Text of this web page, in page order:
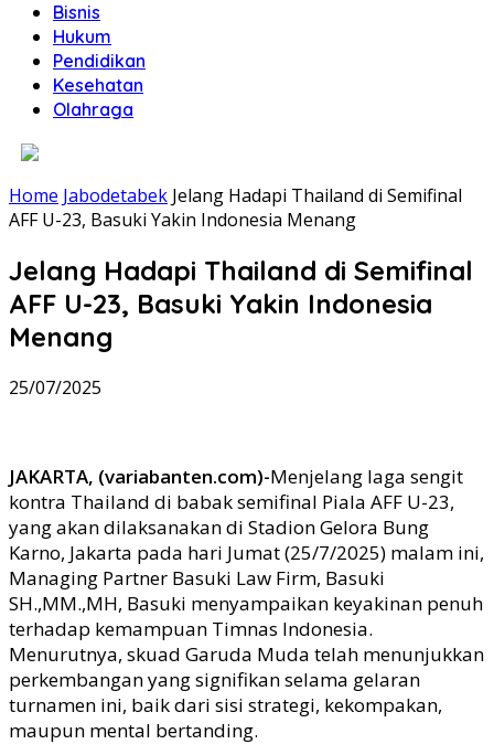
Bisnis
Hukum
Pendidikan
Kesehatan
Olahraga
Home Jabodetabek Jelang Hadapi Thailand di Semifinal
AFF U-23, Basuki Yakin Indonesia Menang
Jelang Hadapi Thailand di Semifinal
AFF U-23, Basuki Yakin Indonesia
Menang
25/07/2025
JAKARTA, (variabanten.com)-Menjelang laga sengit
kontra Thailand di babak semifinal Piala AFF U-23,
yang akan dilaksanakan di Stadion Gelora Bung
Karno, Jakarta pada hari Jumat (25/7/2025) malam ini,
Managing Partner Basuki Law Firm, Basuki
SH.,MM.,MH, Basuki menyampaikan keyakinan penuh
terhadap kemampuan Timnas Indonesia.
Menurutnya, skuad Garuda Muda telah menunjukkan
perkembangan yang signifikan selama gelaran
turnamen ini, baik dari sisi strategi, kekompakan,
maupun mental bertanding.